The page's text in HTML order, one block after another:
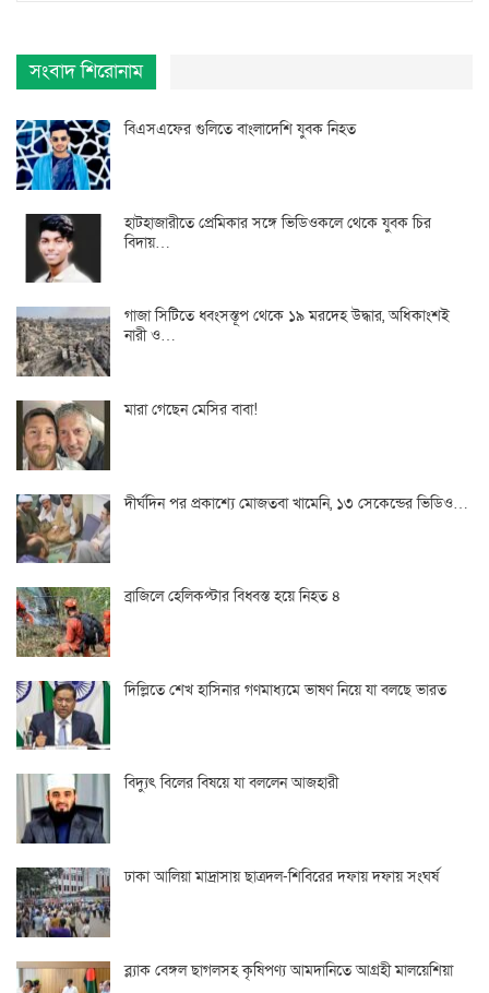
সংবাদ শিরোনাম
বিএসএফের গুলিতে বাংলাদেশি যুবক নিহত
হাটহাজারীতে প্রেমিকার সঙ্গে ভিডিওকলে থেকে যুবক চির
বিদায়…
গাজা সিটিতে ধ্বংসস্তূপ থেকে ১৯ মরদেহ উদ্ধার, অধিকাংশই
নারী ও…
মারা গেছেন মেসির বাবা!
দীর্ঘদিন পর প্রকাশ্যে মোজতবা খামেনি, ১৩ সেকেন্ডের ভিডিও…
ব্রাজিলে হেলিকপ্টার বিধ্বস্ত হয়ে নিহত ৪
দিল্লিতে শেখ হাসিনার গণমাধ্যমে ভাষণ নিয়ে যা বলছে ভারত
বিদ্যুৎ বিলের বিষয়ে যা বললেন আজহারী
ঢাকা আলিয়া মাদ্রাসায় ছাত্রদল-শিবিরের দফায় দফায় সংঘর্ষ
ব্ল্যাক বেঙ্গল ছাগলসহ কৃষিপণ্য আমদানিতে আগ্রহী মালয়েশিয়া